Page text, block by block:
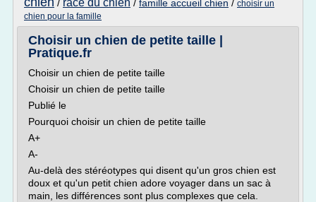
/ race du chien / famille accueil chien / choisir un
chien pour la famille
Choisir un chien de petite taille |
Pratique.fr
Choisir un chien de petite taille
Choisir un chien de petite taille
Publié le
Pourquoi choisir un chien de petite taille
A+
A-
Au-delà des stéréotypes qui disent qu'un gros chien est
doux et qu'un petit chien adore voyager dans un sac à
main, les différences sont plus complexes que cela.